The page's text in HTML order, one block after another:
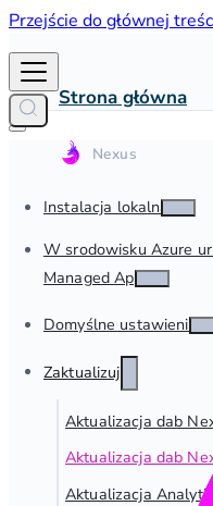
Przejście do głównej
Strona główna
Instalacja lokalna
W srodowisku Azure
Managed App
Domyślne ustawienia
Zaktualizuj
Aktualizacja dab
Aktualizacja dab
Aktualizacja Analytic